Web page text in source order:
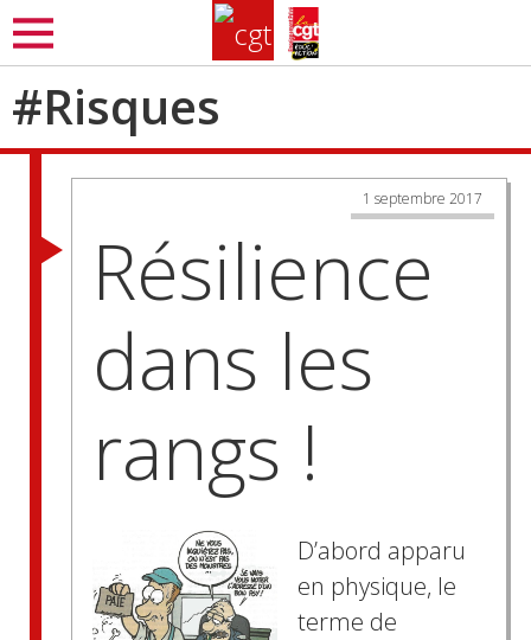
Aller
au
contenu
principal
#Risques
1 septembre 2017
Résilience
dans les
rangs !
D’abord apparu
en physique, le
terme de